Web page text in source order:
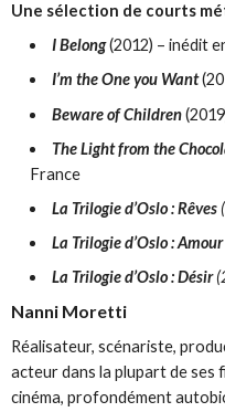
Une sélection de courts
I Belong(2012) – inédit
I’m the One you Want
Beware of Children
The Light from the
France
La Trilogie d’Oslo : Rêves
La Trilogie d’Oslo : Amour
La Trilogie d’Oslo : Désir
Nanni Moretti
Réalisateur, scénariste,
acteur dans la plupart de ses
cinéma, profondément